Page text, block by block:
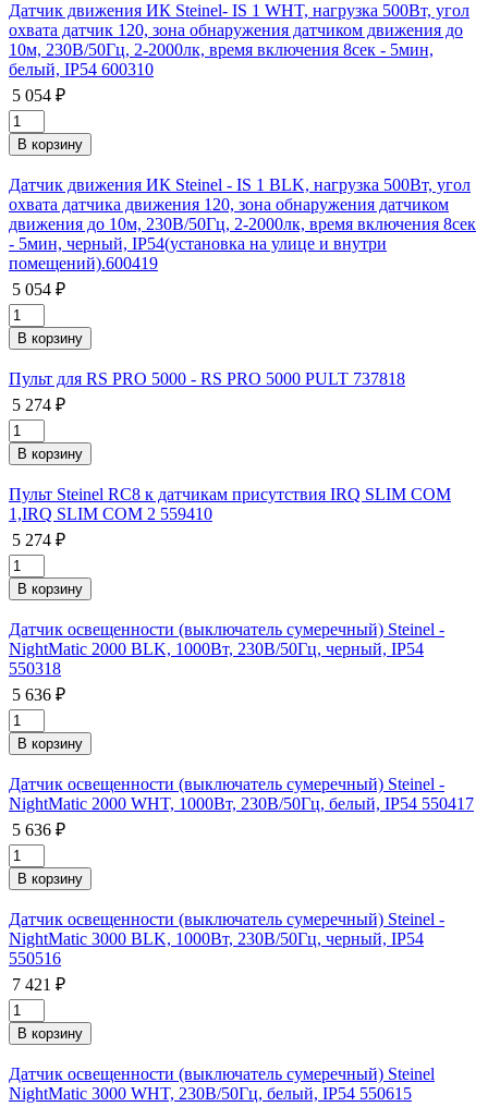
Датчик движения ИК Steinel- IS 1 WHT, нагрузка 500Вт, угол
охвата датчик 120, зона обнаружения датчиком движения до
10м, 230В/50Гц, 2-2000лк, время включения 8сек - 5мин,
белый, IP54 600310
5 054 ₽
Датчик движения ИК Steinel - IS 1 BLK, нагрузка 500Вт, угол
охвата датчика движения 120, зона обнаружения датчиком
движения до 10м, 230В/50Гц, 2-2000лк, время включения 8сек
- 5мин, черный, IP54(установка на улице и внутри
помещений).600419
5 054 ₽
Пульт для RS PRO 5000 - RS PRO 5000 PULT 737818
5 274 ₽
Пульт Steinel RC8 к датчикам присутствия IRQ SLIM COM
1,IRQ SLIM COM 2 559410
5 274 ₽
Датчик освещенности (выключатель сумеречный) Steinel -
NightMatic 2000 BLK, 1000Вт, 230В/50Гц, черный, IP54
550318
5 636 ₽
Датчик освещенности (выключатель сумеречный) Steinel -
NightMatic 2000 WHT, 1000Вт, 230В/50Гц, белый, IP54 550417
5 636 ₽
Датчик освещенности (выключатель сумеречный) Steinel -
NightMatic 3000 BLK, 1000Вт, 230В/50Гц, черный, IP54
550516
7 421 ₽
Датчик освещенности (выключатель сумеречный) Steinel
NightMatic 3000 WHT, 230В/50Гц, белый, IP54 550615